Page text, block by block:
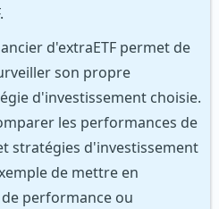
d'extraETF permet de
son propre
d'investissement choisie.
les performances de
stratégies d'investissement
de mettre en
performance ou